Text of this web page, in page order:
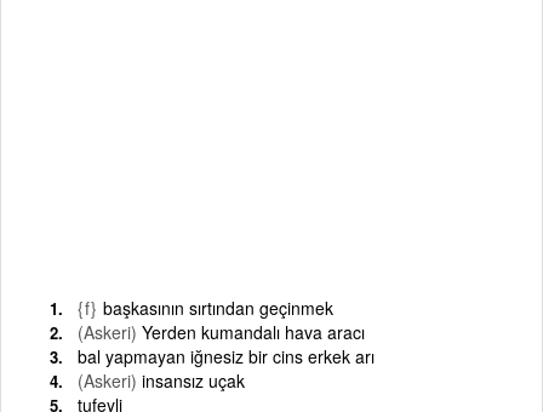
{f} başkasının sırtından geçinmek
(Askeri) Yerden kumandalı hava aracı
bal yapmayan iğnesiz bir cins erkek arı
(Askeri) insansız uçak
tufeyli